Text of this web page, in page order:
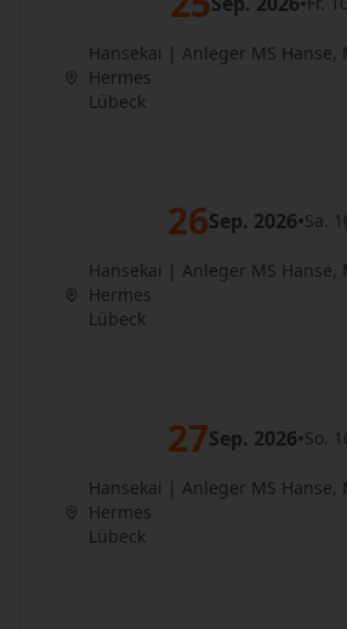
Hansekai | Anleger MS Hanse,
Hermes
Lübeck
26Sep. 2026•Sa.
Hansekai | Anleger MS Hanse,
Hermes
Lübeck
27Sep. 2026•So.
Hansekai | Anleger MS Hanse,
Hermes
Lübeck